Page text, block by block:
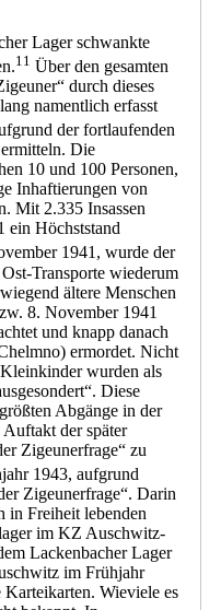
Lager schwankte
11 Über den gesamten
durch dieses
namentlich erfasst
der fortlaufenden
Die
10 und 100 Personen,
Inhaftierungen von
Mit 2.335 Insassen
ein Höchststand
1941, wurde der
Transporte wiederum
ältere Menschen
8. November 1941
und knapp danach
ermordet. Nicht
wurden als
Diese
Abgänge in der
der später
Zigeunerfrage“ zu
1943, aufgrund
Zigeunerfrage“. Darin
in Freiheit lebenden
im KZ Auschwitz-
Lackenbacher Lager
im Frühjahr
Wieviele es